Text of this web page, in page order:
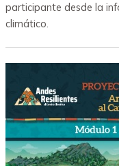
participante desde la
climático.